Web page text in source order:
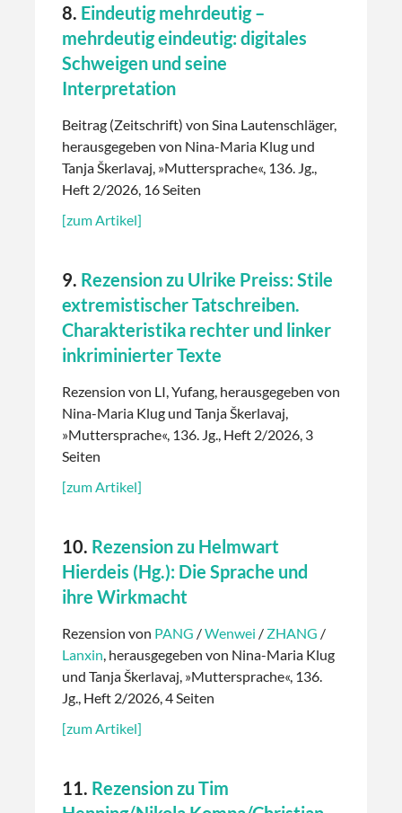
8. Eindeutig mehrdeutig –
mehrdeutig eindeutig: digitales
Schweigen und seine
Interpretation
Beitrag (Zeitschrift) von Sina Lautenschläger,
herausgegeben von Nina-Maria Klug und
Tanja Škerlavaj, »Muttersprache«, 136. Jg.,
Heft 2/2026, 16 Seiten
[zum Artikel]
9. Rezension zu Ulrike Preiss: Stile
extremistischer Tatschreiben.
Charakteristika rechter und linker
inkriminierter Texte
Rezension von LI, Yufang, herausgegeben von
Nina-Maria Klug und Tanja Škerlavaj,
»Muttersprache«, 136. Jg., Heft 2/2026, 3
Seiten
[zum Artikel]
10. Rezension zu Helmwart
Hierdeis (Hg.): Die Sprache und
ihre Wirkmacht
Rezension von PANG /Wenwei / ZHANG /
Lanxin , herausgegeben von Nina-Maria Klug
und Tanja Škerlavaj, »Muttersprache«, 136.
Jg., Heft 2/2026, 4 Seiten
[zum Artikel]
11. Rezension zu Tim